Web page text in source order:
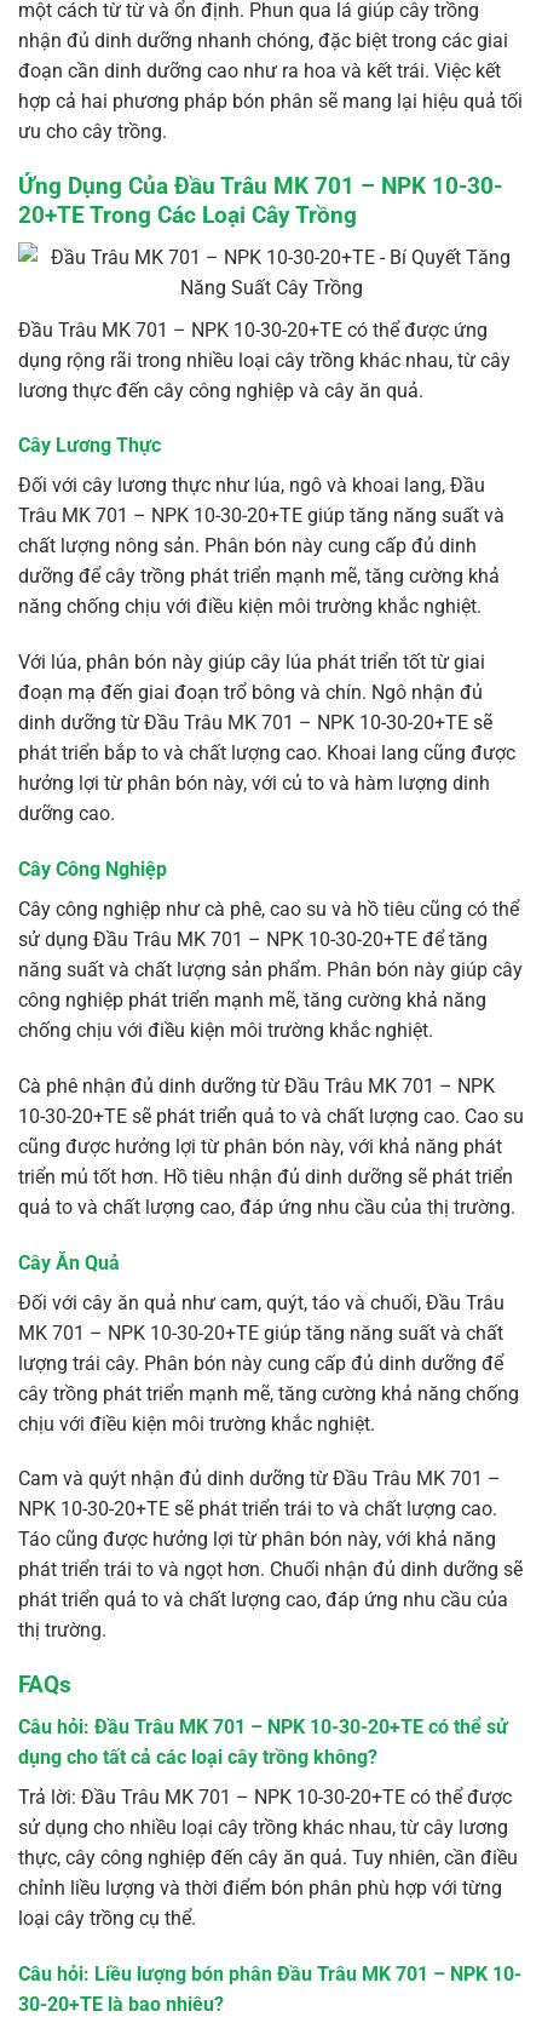
một cách từ từ và ổn định. Phun qua lá giúp cây trồng
nhận đủ dinh dưỡng nhanh chóng, đặc biệt trong các giai
đoạn cần dinh dưỡng cao như ra hoa và kết trái. Việc kết
hợp cả hai phương pháp bón phân sẽ mang lại hiệu quả tối
ưu cho cây trồng.
Ứng Dụng Của Đầu Trâu MK 701 – NPK 10-30-
20+TE Trong Các Loại Cây Trồng
Đầu Trâu MK 701 – NPK 10-30-20+TE có thể được ứng
dụng rộng rãi trong nhiều loại cây trồng khác nhau, từ cây
lương thực đến cây công nghiệp và cây ăn quả.
Cây Lương Thực
Đối với cây lương thực như lúa, ngô và khoai lang, Đầu
Trâu MK 701 – NPK 10-30-20+TE giúp tăng năng suất và
chất lượng nông sản. Phân bón này cung cấp đủ dinh
dưỡng để cây trồng phát triển mạnh mẽ, tăng cường khả
năng chống chịu với điều kiện môi trường khắc nghiệt.
Với lúa, phân bón này giúp cây lúa phát triển tốt từ giai
đoạn mạ đến giai đoạn trổ bông và chín. Ngô nhận đủ
dinh dưỡng từ Đầu Trâu MK 701 – NPK 10-30-20+TE sẽ
phát triển bắp to và chất lượng cao. Khoai lang cũng được
hưởng lợi từ phân bón này, với củ to và hàm lượng dinh
dưỡng cao.
Cây Công Nghiệp
Cây công nghiệp như cà phê, cao su và hồ tiêu cũng có thể
sử dụng Đầu Trâu MK 701 – NPK 10-30-20+TE để tăng
năng suất và chất lượng sản phẩm. Phân bón này giúp cây
công nghiệp phát triển mạnh mẽ, tăng cường khả năng
chống chịu với điều kiện môi trường khắc nghiệt.
Cà phê nhận đủ dinh dưỡng từ Đầu Trâu MK 701 – NPK
10-30-20+TE sẽ phát triển quả to và chất lượng cao. Cao su
cũng được hưởng lợi từ phân bón này, với khả năng phát
triển mủ tốt hơn. Hồ tiêu nhận đủ dinh dưỡng sẽ phát triển
quả to và chất lượng cao, đáp ứng nhu cầu của thị trường.
Cây Ăn Quả
Đối với cây ăn quả như cam, quýt, táo và chuối, Đầu Trâu
MK 701 – NPK 10-30-20+TE giúp tăng năng suất và chất
lượng trái cây. Phân bón này cung cấp đủ dinh dưỡng để
cây trồng phát triển mạnh mẽ, tăng cường khả năng chống
chịu với điều kiện môi trường khắc nghiệt.
Cam và quýt nhận đủ dinh dưỡng từ Đầu Trâu MK 701 –
NPK 10-30-20+TE sẽ phát triển trái to và chất lượng cao.
Táo cũng được hưởng lợi từ phân bón này, với khả năng
phát triển trái to và ngọt hơn. Chuối nhận đủ dinh dưỡng sẽ
phát triển quả to và chất lượng cao, đáp ứng nhu cầu của
thị trường.
FAQs
Câu hỏi: Đầu Trâu MK 701 – NPK 10-30-20+TE có thể sử
dụng cho tất cả các loại cây trồng không?
Trả lời: Đầu Trâu MK 701 – NPK 10-30-20+TE có thể được
sử dụng cho nhiều loại cây trồng khác nhau, từ cây lương
thực, cây công nghiệp đến cây ăn quả. Tuy nhiên, cần điều
chỉnh liều lượng và thời điểm bón phân phù hợp với từng
loại cây trồng cụ thể.
Câu hỏi: Liều lượng bón phân Đầu Trâu MK 701 – NPK 10-
30-20+TE là bao nhiêu?